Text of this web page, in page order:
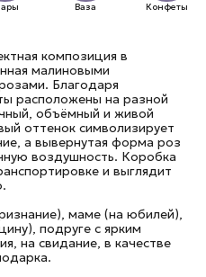
Ваза Конфеты
композиция в
малиновыми
Благодаря
расположены на разной
объёмный и живой
оттенок символизирует
а вывернутая форма роз
воздушность. Коробка
и выглядит
маме (на юбилей),
подруге с ярким
на свидание, в качестве